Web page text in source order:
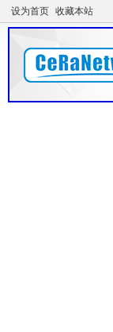
设为首页 收藏本站